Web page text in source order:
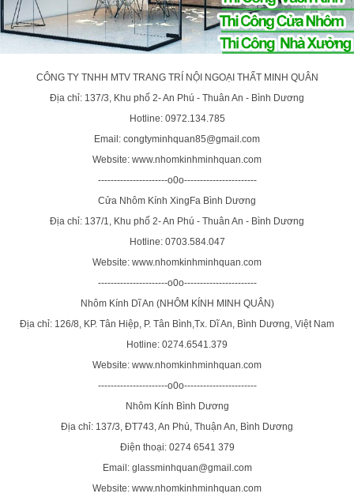
CÔNG TY TNHH MTV TRANG TRÍ NỘI NGOẠI THẤT MINH QUÂN
Địa chỉ: 137/3, Khu phố 2- An Phú - Thuân An - Bình Dương
Hotline: 0972.134.785
Email: congtyminhquan85@gmail.com
Website: www.nhomkinhminhquan.com
----------------------o0o-----------------------
Cửa Nhôm Kính XingFa Bình Dương
Địa chỉ: 137/1, Khu phố 2- An Phú - Thuân An - Bình Dương
Hotline: 0703.584.047
Website: www.nhomkinhminhquan.com
----------------------o0o-----------------------
Nhôm Kính Dĩ An (NHÔM KÍNH MINH QUÂN)
Địa chỉ: 126/8, KP. Tân Hiệp, P. Tân Bình,Tx. Dĩ An, Bình Dương, Việt Nam
Hotline: 0274.6541.379
Website: www.nhomkinhminhquan.com
----------------------o0o-----------------------
Nhôm Kính Bình Dương
Địa chỉ: 137/3, ĐT743, An Phú, Thuận An, Bình Dương
Điện thoại: 0274 6541 379
Email: glassminhquan@gmail.com
Website: www.nhomkinhminhquan.com